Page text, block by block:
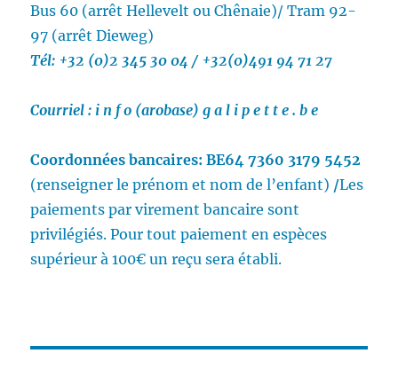
Bus 60 (arrêt Hellevelt ou Chênaie)/Tram 92-
97 (arrêt Dieweg)
Tél: +32 (0)2 345 30 04 / +32(0)491 94 71 27
Courriel : i n f o (arobase) g a l i p e t t e . b e
Coordonnées bancaires:BE64 7360 3179 5452
(renseigner le prénom et nom de l’enfant) /Les
paiements par virement bancaire sont
privilégiés.Pour tout paiement en espèces
supérieur à 100€ un reçu sera établi.